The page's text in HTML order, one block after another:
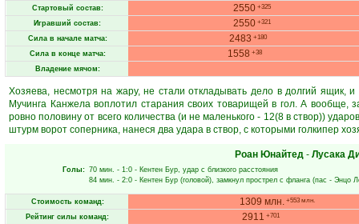
Стартовый состав: 2550+325
Игравший состав: 2550+321
Сила в начале матча: 2483 +180
Сила в конце матча: 1558 +38
Владение мячом:
Хозяева, несмотря на жару, не стали откладывать дело в долгий ящик,
Мучинга Канжела воплотил старания своих товарищей в гол. А вообще,
ровно половину от всего количества (и не маленького - 12(8 в створ))
штурм ворот соперника, нанеся два удара в створ, с которыми голкипер
Роан Юнайтед- Лусака
Голы: 70 мин. - 1:0 - Кентен Бур, удар с близкого расстояния
84 мин. - 2:0 - Кентен Бур (головой), замкнул прострел с фланга (пас - Энцо
Стоимость команд: 1309 млн. +553 млн.
Рейтинг силы команд: 2911 +701